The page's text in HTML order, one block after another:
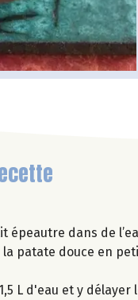
épeautre dans de
patate douce en
L d'eau et y